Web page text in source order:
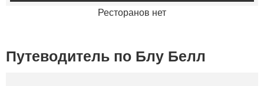
Ресторанов нет
Путеводитель по Блу Белл